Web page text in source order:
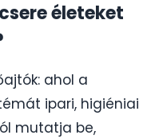
életeket
ahol a
ipari, higiéniai
mutatja be,